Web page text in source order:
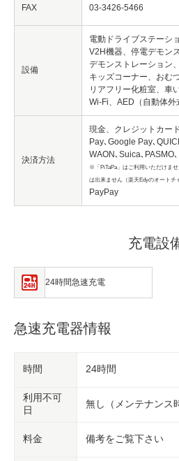
FAX 03-3426-5466
設備
電動ドライブステーシ
V2H機器、停電デモン
デモンストレーション
キッズコーナー、おむ
リアフリー化粧室、車
Wi-Fi、AED（自動体外
決済方法
現金、クレジットカー
Pay､Google Pay､
WAON､Suica､PASMO
※「PiTaPa」はご利用いただけま
は出来ません（楽天Edyのオートチ
PayPay
充電設
24時間急速充電
急速充電器情報
時間 24時間
利用不可
日
無し（メンテナンス
料金 備考をご覧下さい